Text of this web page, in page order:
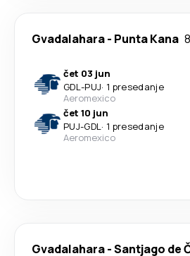
Gvadalahara- Punta Kana
čet 03 jun
GDL-PUJ· 1 presedanje
Aeromexico
čet 10 jun
PUJ-GDL· 1 presedanje
Aeromexico
Gvadalahara-Santjago de